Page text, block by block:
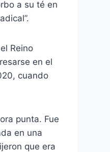
a su té en
Reino
en el
cuando
punta. Fue
en una
que era